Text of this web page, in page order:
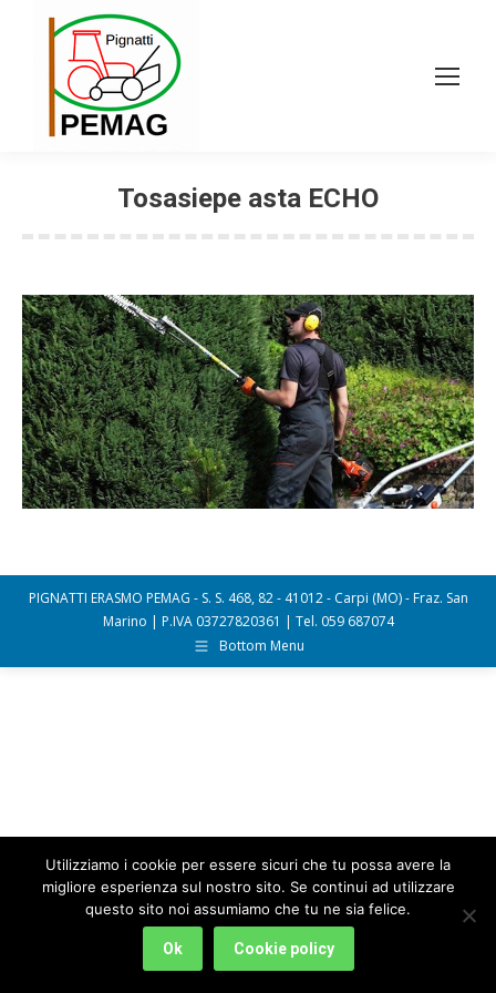
Tosasiepe asta ECHO
PIGNATTI ERASMO PEMAG - S. S. 468, 82 - 41012 - Carpi (MO) - Fraz. San
Marino | P.IVA 03727820361 | Tel. 059 687074
Bottom Menu
Utilizziamo i cookie per essere sicuri che tu possa avere la
migliore esperienza sul nostro sito. Se continui ad utilizzare
questo sito noi assumiamo che tu ne sia felice.
Ok Cookie policy